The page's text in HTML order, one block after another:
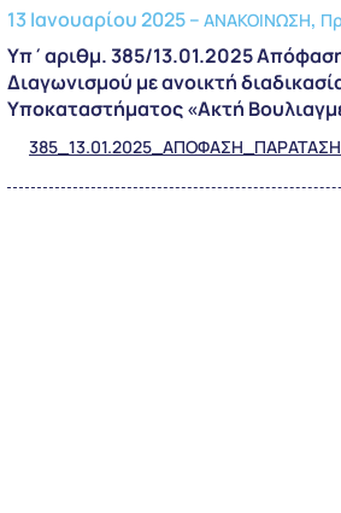
13 Ιανουαρίου 2025 – ΑΝΑΚΟΙΝΩΣΗ,
Υπ΄αριθμ. 385/13.01.2025
Διαγωνισμού με ανοικτή
Υποκαταστήματος «Ακτή